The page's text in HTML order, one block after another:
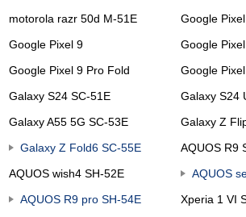
motorola razr 50d M-51E
Google
Google Pixel 9
Google
Google Pixel 9 Pro Fold
Google Pixel
Galaxy S24 SC-51E
Galaxy S24
Galaxy A55 5G SC-53E
Galaxy Z
Galaxy Z Fold6 SC-55E
AQUOS R9
AQUOS wish4 SH-52E
AQUOS
AQUOS R9 pro SH-54E
Xperia 1 VI